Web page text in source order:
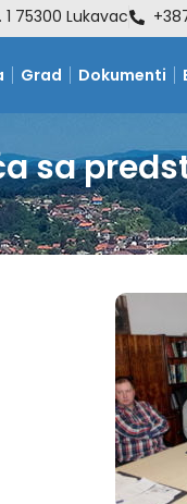
75300 Lukavac
Grad Dokumenti
sa